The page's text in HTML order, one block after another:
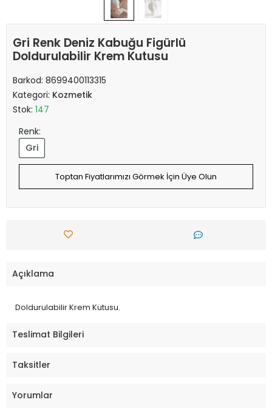
Gri Renk Deniz Kabuğu Figürlü
Doldurulabilir Krem Kutusu
Barkod: 8699400113315
Kategori: Kozmetik
Stok: 147
Renk:
Gri
Toptan Fiyatlarımızı Görmek İçin Üye Olun
Açıklama
Doldurulabilir Krem Kutusu.
Teslimat Bilgileri
Taksitler
Yorumlar